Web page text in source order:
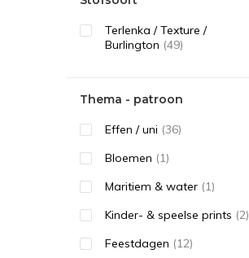
Terlenka / Texture /
Burlington (49)
Thema - patroon
Effen / uni (36)
Bloemen (1)
Maritiem & water (1)
Kinder- & speelse prints (2)
Feestdagen (12)